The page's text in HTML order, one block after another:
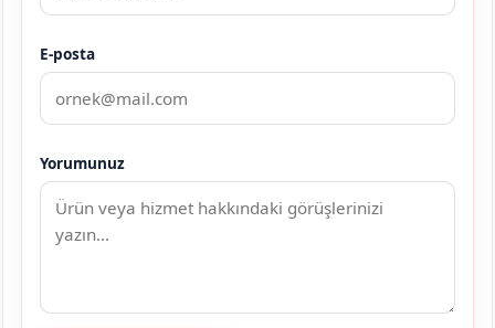
E-posta
Yorumunuz